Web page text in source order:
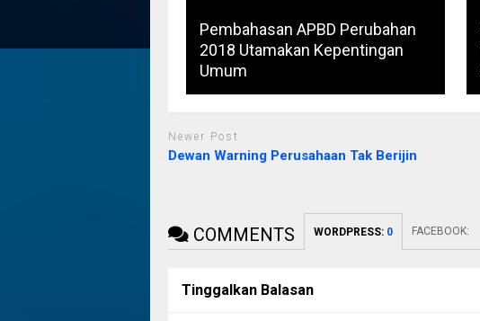
Pembahasan APBD Perubahan
2018 Utamakan Kepentingan
Umum
Newer Post
Dewan Warning Perusahaan Tak Berijin
COMMENTS WORDPRESS: 0 FACEBOOK:
Tinggalkan Balasan